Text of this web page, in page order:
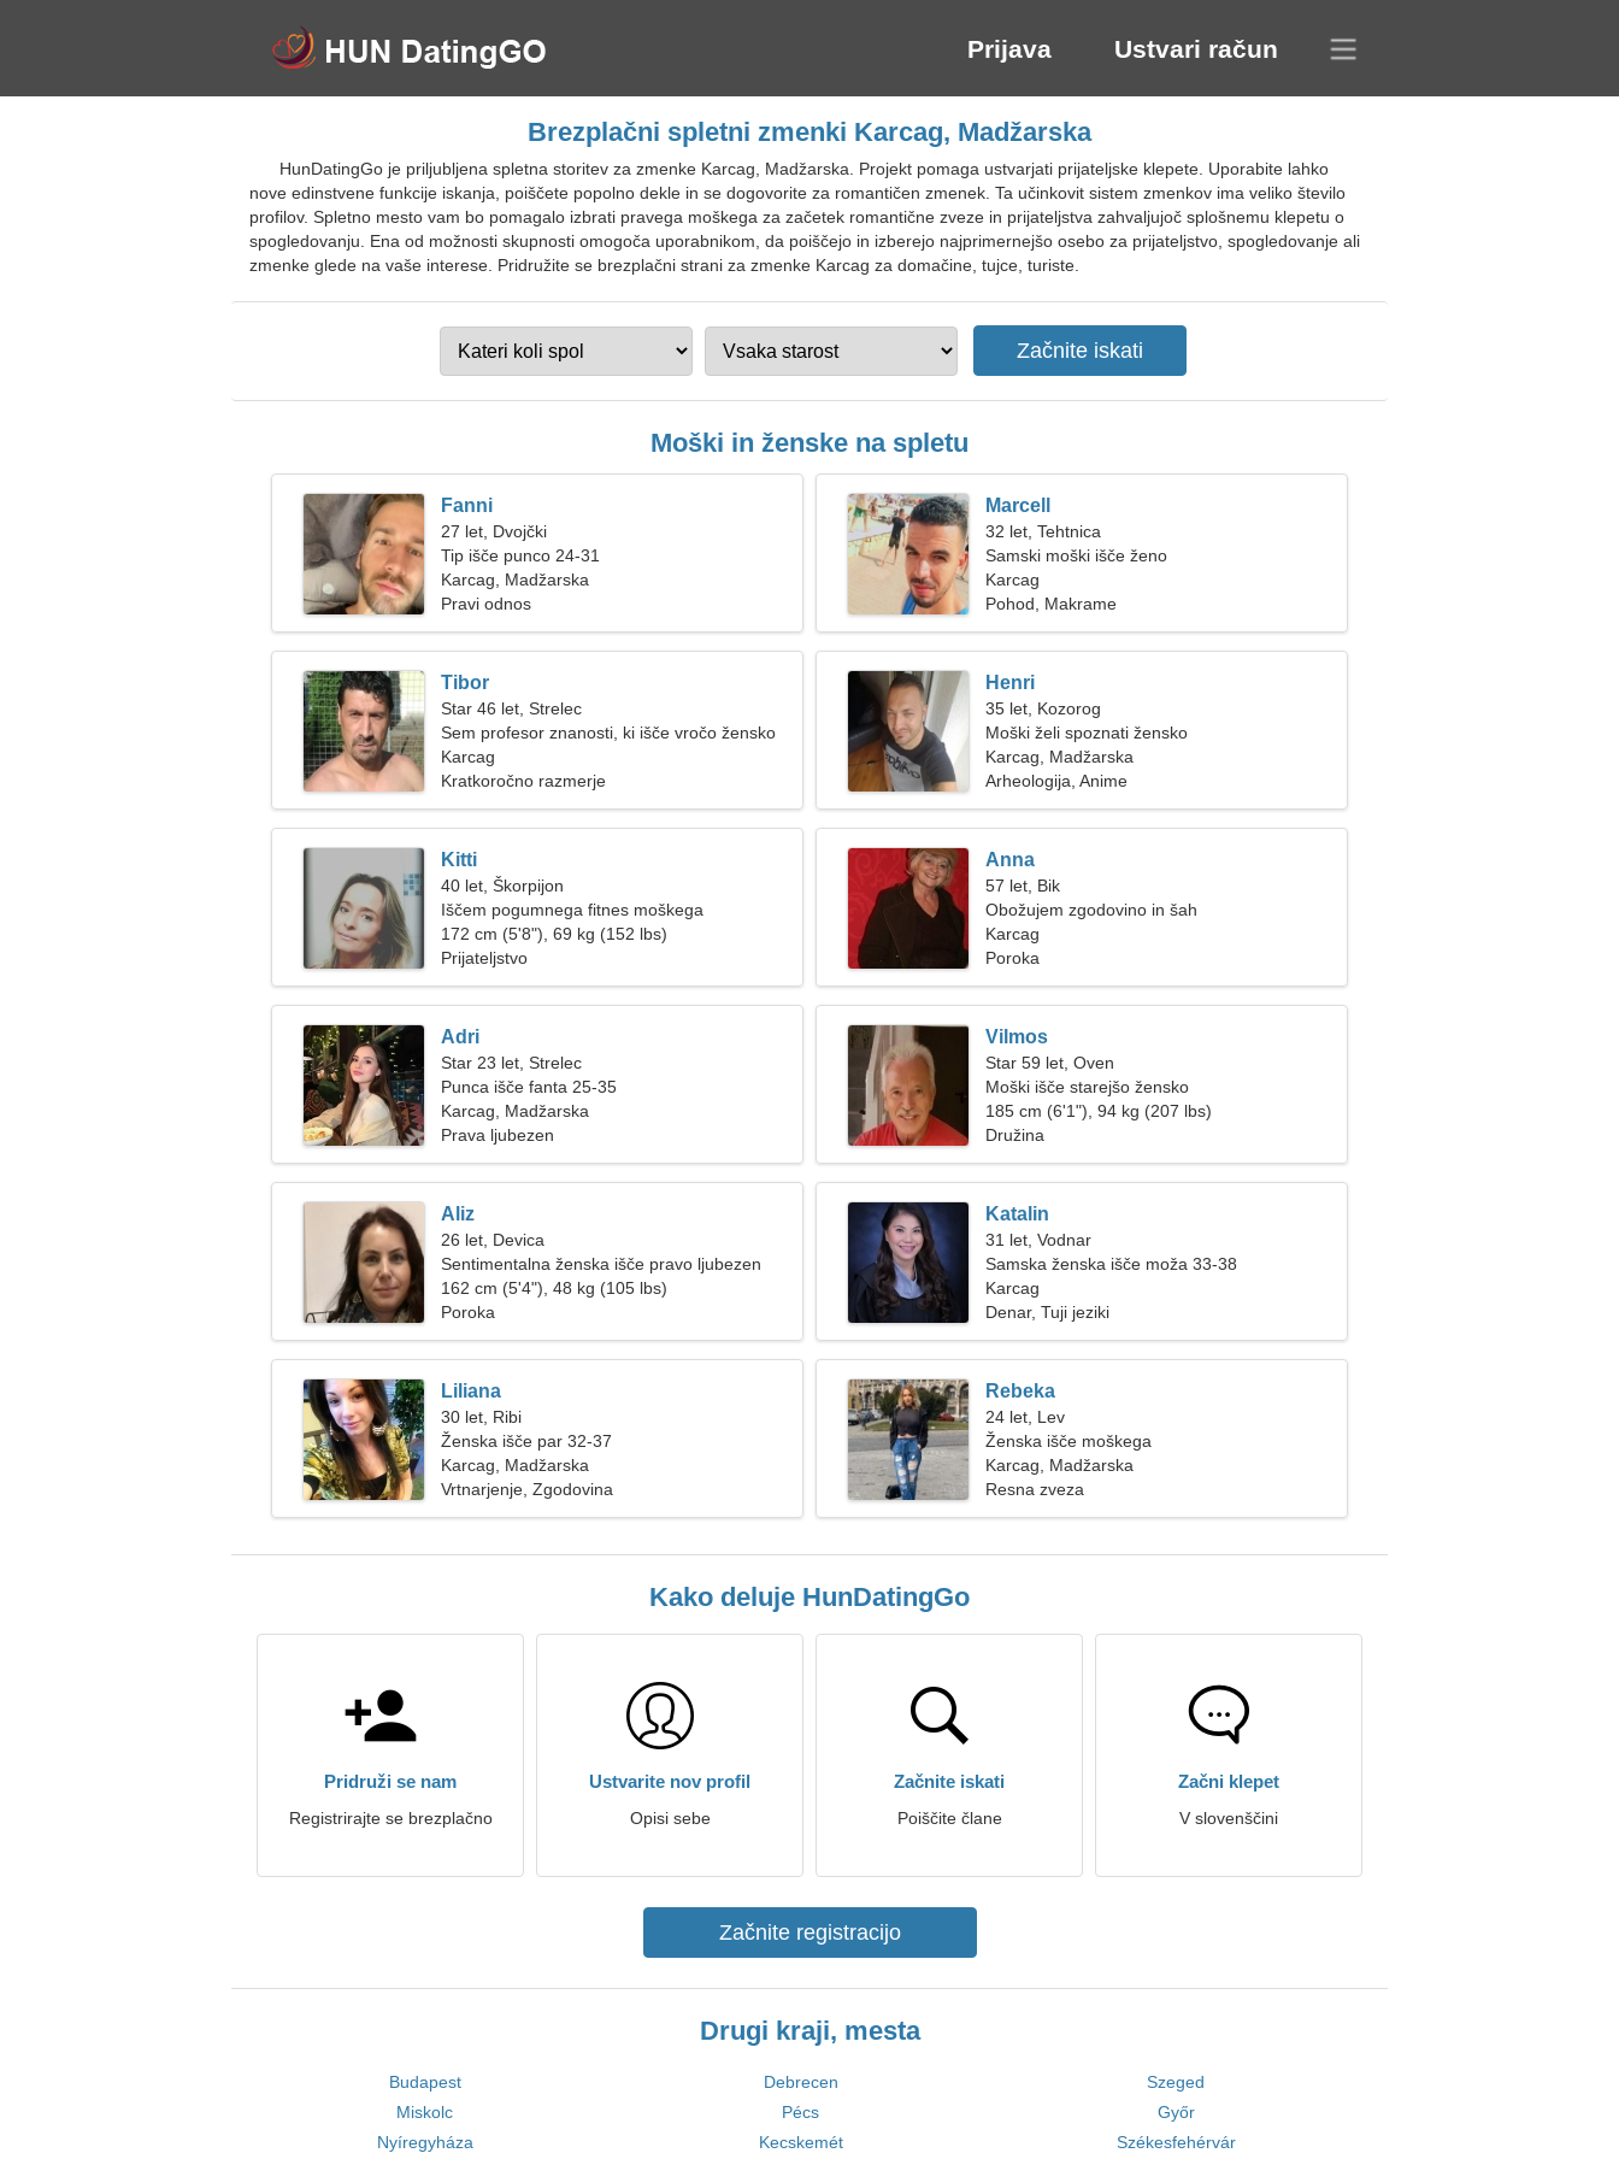
Prijava Ustvari račun
Brezplačni spletni zmenki Karcag, Madžarska
HunDatingGo je priljubljena spletna storitev za zmenke Karcag, Madžarska. Projekt pomaga ustvarjati prijateljske klepete. Uporabite lahko
nove edinstvene funkcije iskanja, poiščete popolno dekle in se dogovorite za romantičen zmenek. Ta učinkovit sistem zmenkov ima veliko število
profilov. Spletno mesto vam bo pomagalo izbrati pravega moškega za začetek romantične zveze in prijateljstva zahvaljujoč splošnemu klepetu o
spogledovanju. Ena od možnosti skupnosti omogoča uporabnikom, da poiščejo in izberejo najprimernejšo osebo za prijateljstvo, spogledovanje ali
zmenke glede na vaše interese. Pridružite se brezplačni strani za zmenke Karcag za domačine, tujce, turiste.
Moški in ženske na spletu
Fanni
27 let, Dvojčki
Tip išče punco 24-31
Karcag, Madžarska
Pravi odnos
Marcell
32 let, Tehtnica
Samski moški išče ženo
Karcag
Pohod, Makrame
Tibor
Star 46 let, Strelec
Sem profesor znanosti, ki išče vročo žensko
Karcag
Kratkoročno razmerje
Henri
35 let, Kozorog
Moški želi spoznati žensko
Karcag, Madžarska
Arheologija, Anime
Kitti
40 let, Škorpijon
Iščem pogumnega fitnes moškega
172 cm (5'8"), 69 kg (152 lbs)
Prijateljstvo
Anna
57 let, Bik
Obožujem zgodovino in šah
Karcag
Poroka
Adri
Star 23 let, Strelec
Punca išče fanta 25-35
Karcag, Madžarska
Prava ljubezen
Vilmos
Star 59 let, Oven
Moški išče starejšo žensko
185 cm (6'1"), 94 kg (207 lbs)
Družina
Aliz
26 let, Devica
Sentimentalna ženska išče pravo ljubezen
162 cm (5'4"), 48 kg (105 lbs)
Poroka
Katalin
31 let, Vodnar
Samska ženska išče moža 33-38
Karcag
Denar, Tuji jeziki
Liliana
30 let, Ribi
Ženska išče par 32-37
Karcag, Madžarska
Vrtnarjenje, Zgodovina
Rebeka
24 let, Lev
Ženska išče moškega
Karcag, Madžarska
Resna zveza
Kako deluje HunDatingGo
Pridruži se nam
Registrirajte se brezplačno
Ustvarite nov profil
Opisi sebe
Začnite iskati
Poiščite člane
Začni klepet
V slovenščini
Začnite registracijo
Drugi kraji, mesta
Budapest Debrecen
Szeged
Miskolc
Pécs
Győr
Nyíregyháza
Kecskemét Székesfehérvár